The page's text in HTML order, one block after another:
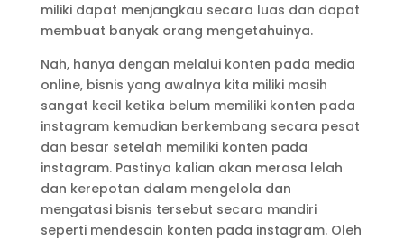
miliki dapat menjangkau secara luas dan dapat
membuat banyak orang mengetahuinya.
Nah, hanya dengan melalui konten pada media
online, bisnis yang awalnya kita miliki masih
sangat kecil ketika belum memiliki konten pada
instagram kemudian berkembang secara pesat
dan besar setelah memiliki konten pada
instagram. Pastinya kalian akan merasa lelah
dan kerepotan dalam mengelola dan
mengatasi bisnis tersebut secara mandiri
seperti mendesain konten pada instagram. Oleh